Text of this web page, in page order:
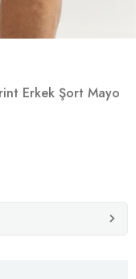
Erkek Şort Mayo